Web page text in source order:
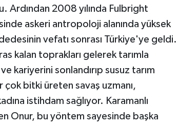
Ardından 2008 yılında Fulbright
askeri antropoloji alanında yüksek
vefatı sonrası Türkiye'ye geldi.
kalan toprakları gelerek tarımla
kariyerini sonlandırıp susuz tarım
çok bitki üreten savaş uzmanı,
istihdam sağlıyor. Karamanlı
Onur, bu yöntem sayesinde başka